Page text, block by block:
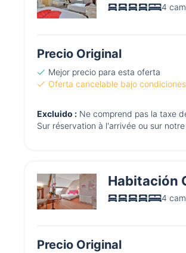
4
Precio Original
Mejor precio para esta oferta
Oferta cancelable bajo condiciones
Excluido : Ne comprend pas la taxe
Sur réservation à l'arrivée ou sur notre
Habitación
4
Precio Original